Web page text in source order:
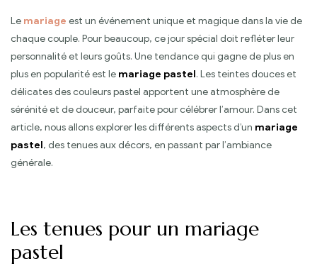
Le mariage est un événement unique et magique dans la vie de
chaque couple. Pour beaucoup, ce jour spécial doit refléter leur
personnalité et leurs goûts. Une tendance qui gagne de plus en
plus en popularité est le mariage pastel. Les teintes douces et
délicates des couleurs pastel apportent une atmosphère de
sérénité et de douceur, parfaite pour célébrer l’amour. Dans cet
article, nous allons explorer les différents aspects d’un mariage
pastel, des tenues aux décors, en passant par l’ambiance
générale.
Les tenues pour un mariage
pastel